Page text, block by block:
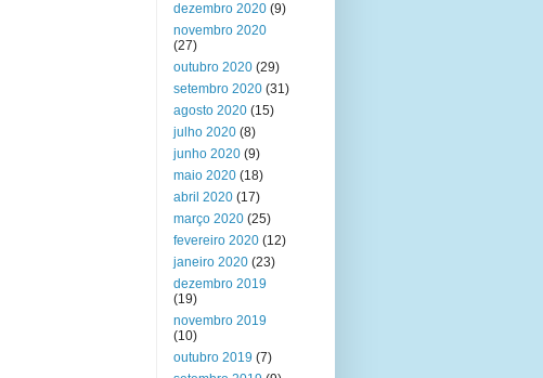
dezembro 2020 (9)
novembro 2020
(27)
outubro 2020 (29)
setembro 2020 (31)
agosto 2020 (15)
julho 2020 (8)
junho 2020 (9)
maio 2020 (18)
abril 2020 (17)
março 2020 (25)
fevereiro 2020 (12)
janeiro 2020 (23)
dezembro 2019
(19)
novembro 2019
(10)
outubro 2019 (7)